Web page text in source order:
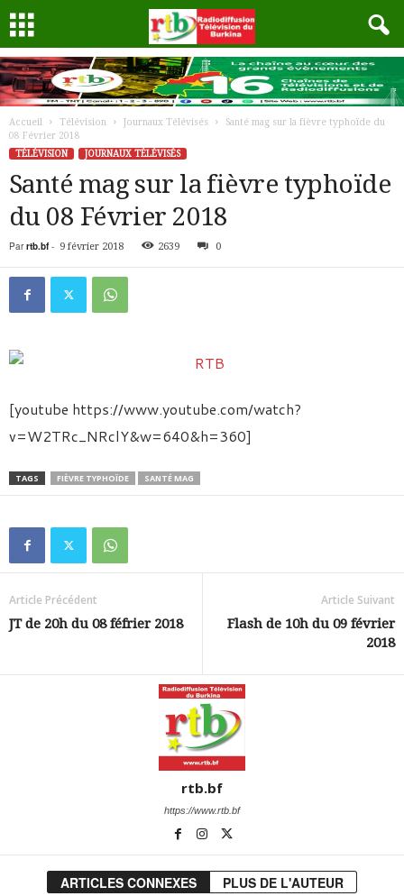
Accueil Télévision Journaux Télévisés
Santé mag sur la fièvre typhoïde du
08 Février 2018
TÉLÉVISION
JOURNAUX TÉLÉVISÉS
Santé mag sur la fièvre typhoïde
du 08 Février 2018
Par rtb.bf- 9 février 2018 2639 0
[youtube https://www.youtube.com/watch?
v=W2TRc_NRclY&w=640&h=360]
TAGS FIÈVRE TYPHOÏDE SANTÉ MAG
Article Précédent
JT de 20h du 08 féfrier 2018
Article Suivant
Flash de 10h du 09 février
2018
rtb.bf
https://www.rtb.bf
ARTICLES CONNEXES PLUS DE L'AUTEUR